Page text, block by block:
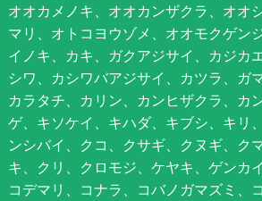
オオカメノキ、オオカンザクラ、オオ
マリ、オトコヨウゾメ、オオモクゲン
イノキ、カキ、ガクアジサイ、カジカ
シワ、カシワバアジサイ、カツラ、ガ
カラタチ、カリン、カンヒザクラ、カ
ゲ、キソケイ、キハダ、キブシ、キリ
ンシバイ、クコ、クサギ、クヌギ、ク
キ、クリ、クロモジ、ケヤキ、ゲンカ
コデマリ、コナラ、コバノガマズミ、